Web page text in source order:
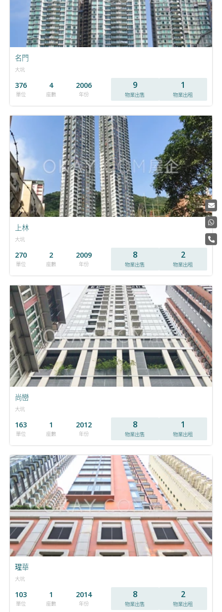
名門
大坑
376
單位
4
座數
2006
年份
9
物業出售
1
物業出租
上林
大坑
270
單位
2
座數
2009
年份
8
物業出售
2
物業出租
尚巒
大坑
163
單位
1
座數
2012
年份
8
物業出售
1
物業出租
瑆華
大坑
103
單位
1
座數
2014
年份
8
物業出售
2
物業出租